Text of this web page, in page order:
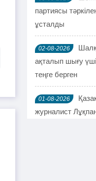
партиясы
ұсталды
02-08-2026
ақталып шығу
теңге берген
01-08-2026
журналист